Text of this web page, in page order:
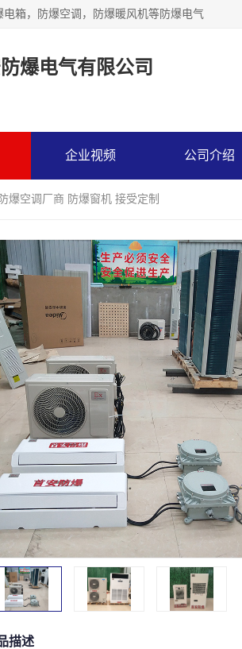
箱，防爆空调，防爆暖风机等防爆电气
爆电气有限公司
企业视频 公司介绍
爆空调厂商 防爆窗机 接受定制
描述